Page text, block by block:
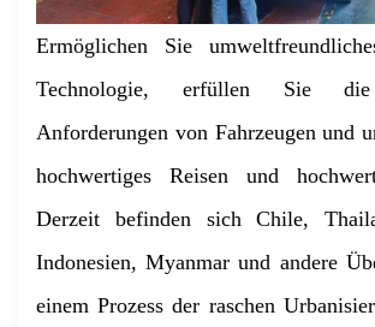
Ermöglichen Sie
Technologie, erfüllen Sie
Anforderungen von Fahrzeugen und
hochwertiges Reisen und
Derzeit befinden sich Chile,
Indonesien, Myanmar und andere
einem Prozess der raschen